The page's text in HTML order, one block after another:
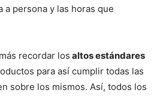
a persona y las horas que
recordar los altos estándares
para así cumplir todas las
sobre los mismos. Así, todos los